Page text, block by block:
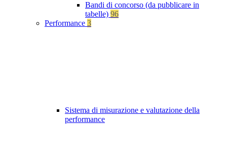
Bandi di concorso (da pubblicare in
tabelle) 96
Performance 3
Sistema di misurazione e valutazione della
performance